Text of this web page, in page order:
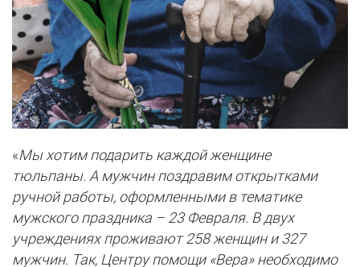
«Мы хотим подарить каждой женщине
тюльпаны. А мужчин поздравим открытками
ручной работы, оформленными в тематике
мужского праздника – 23 Февраля. В двух
учреждениях проживают 258 женщин и 327
мужчин. Так, Центру помощи «Вера» необходимо